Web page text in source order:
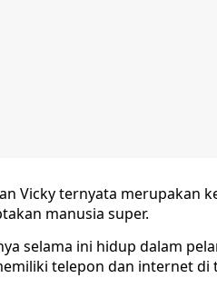
Vicky ternyata merupakan
manusia super.
selama ini hidup dalam
telepon dan internet di